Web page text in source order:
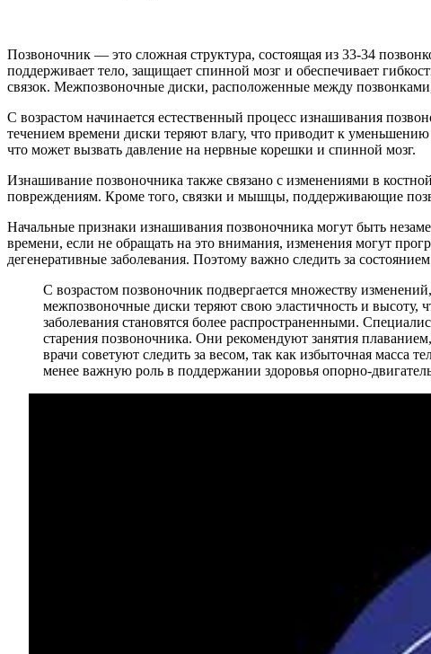
Позвоночник — это сложная структура, состоящая из 33-34
поддерживает тело, защищает спинной мозг и обеспечивает
связок. Межпозвоночные диски, расположенные между
С возрастом начинается естественный процесс изнашивания
течением времени диски теряют влагу, что приводит к
что может вызвать давление на нервные корешки и спинной мозг.
Изнашивание позвоночника также связано с изменениями в
повреждениям. Кроме того, связки и мышцы, поддерживающие
Начальные признаки изнашивания позвоночника могут быть
времени, если не обращать на это внимания, изменения могут
дегенеративные заболевания. Поэтому важно следить за
С возрастом позвоночник подвергается множеству
межпозвоночные диски теряют свою эластичность и высоту,
заболевания становятся более распространенными.
старения позвоночника. Они рекомендуют занятия
врачи советуют следить за весом, так как избыточная масса
менее важную роль в поддержании здоровья опорно-